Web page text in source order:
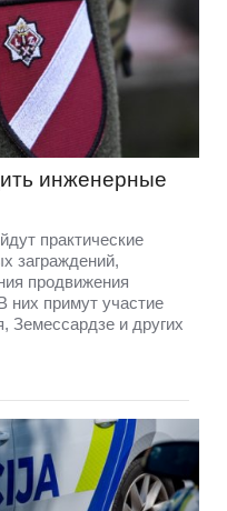
инженерные
практические
заграждений,
продвижения
них примут участие
Земессардзе и других